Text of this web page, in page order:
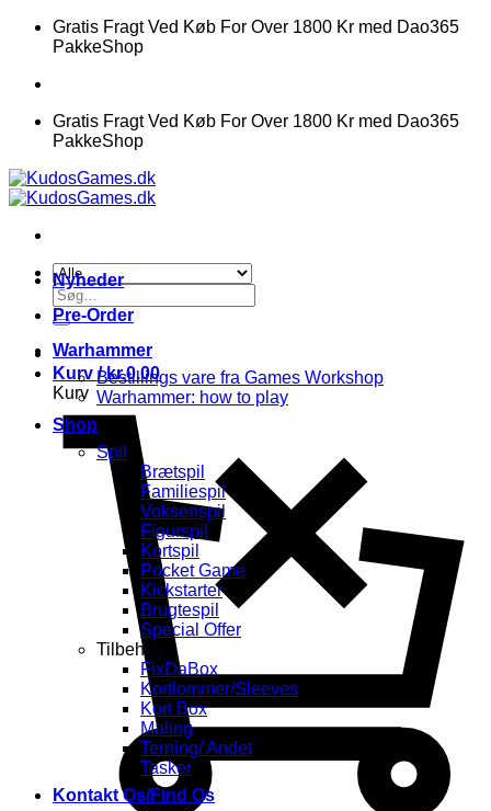
FortsætGratis Fragt Ved Køb For Over 1800 Kr med Dao365
PakkeShop
Gratis Fragt Ved Køb For Over 1800 Kr med Dao365
PakkeShop
Søg
efter:
Kurv /kr.0.00
Kurv
Nyheder
Pre-Order
Warhammer
Bestillings vare fra Games Workshop
Warhammer: how to play
Shop
Spil
Brætspil
Familiespil
Voksenspil
Figurspil
Kortspil
Pocket Game
Kickstarter
Brugtespil
Special Offer
Tilbehør
FixDaBox
Kortlommer/Sleeves
Kort Box
Maling
Terning/ Andet
Tasker
Kontakt Os/Find Os